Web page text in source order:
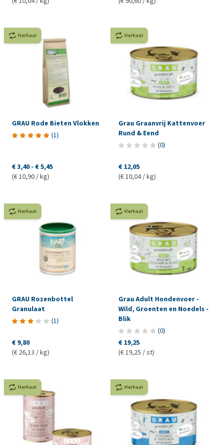
Herhaal
GRAU Rode Bieten Vlokken
(1)
€ 3,40 - € 5,45
(€ 10,90 / kg)
Herhaal
Grau Graanvrij Kattenvoer
Rund & Eend
(0)
€ 12,05
(€ 10,04 / kg)
Herhaal
GRAU Rozenbottel
Granulaat
(1)
€ 9,80
(€ 26,13 / kg)
Herhaal
Grau Adult Hondenvoer -
Wild, Groenten en Noedels -
Blik
(0)
€ 19,25
(€ 19,25 / st)
Herhaal Herhaal